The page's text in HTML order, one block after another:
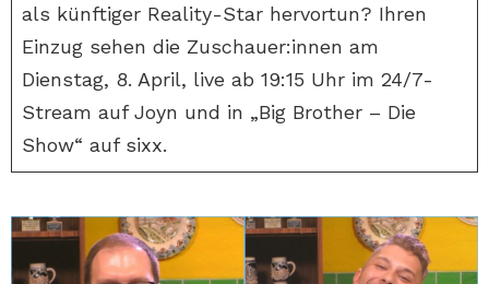
als künftiger Reality-Star hervortun? Ihren
Einzug sehen die Zuschauer:innen am
Dienstag, 8. April, live ab 19:15 Uhr im 24/7-
Stream auf Joyn und in „Big Brother – Die
Show“ auf sixx.